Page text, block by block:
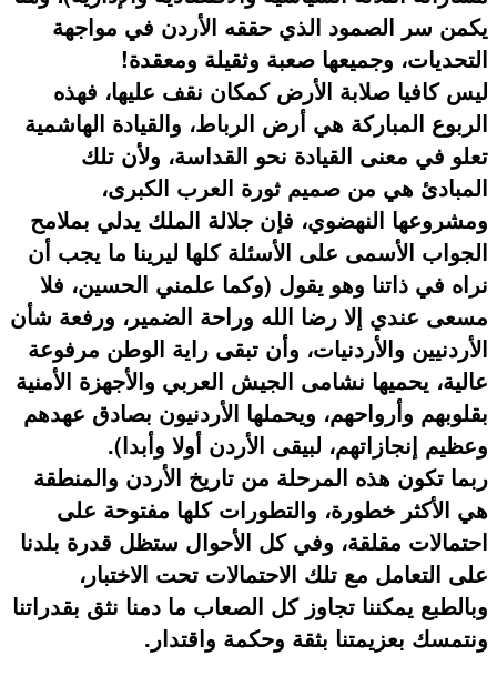
يكمن سر الصمود الذي حققه الأردن في مواجهة
التحديات، وجميعها صعبة وثقيلة ومعقدة!
ليس كافيا صلابة الأرض كمكان نقف عليها، فهذه
الربوع المباركة هي أرض الرباط، والقيادة الهاشمية
تعلو في معنى القيادة نحو القداسة، ولأن تلك
المبادئ هي من صميم ثورة العرب الكبرى،
ومشروعها النهضوي، فإن جلالة الملك يدلي بملامح
الجواب الأسمى على الأسئلة كلها ليرينا ما يجب أن
نراه في ذاتنا وهو يقول (وكما علمني الحسين، فلا
مسعى عندي إلا رضا الله وراحة الضمير، ورفعة شأن
الأردنيين والأردنيات، وأن تبقى راية الوطن مرفوعة
عالية، يحميها نشامى الجيش العربي والأجهزة الأمنية
بقلوبهم وأرواحهم، ويحملها الأردنيون بصادق عهدهم
وعظيم إنجازاتهم، لبيقى الأردن أولا وأبدا).
ربما تكون هذه المرحلة من تاريخ الأردن والمنطقة
هي الأكثر خطورة، والتطورات كلها مفتوحة على
احتمالات مقلقة، وفي كل الأحوال ستظل قدرة بلدنا
على التعامل مع تلك الاحتمالات تحت الاختبار،
وبالطبع يمكننا تجاوز كل الصعاب ما دمنا نثق بقدراتنا
ونتمسك بعزيمتنا بثقة وحكمة واقتدار.